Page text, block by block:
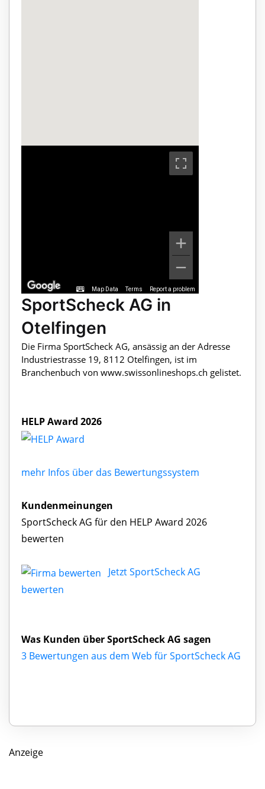
Map Data Terms Report a problem
SportScheck AG in
Otelfingen
Die Firma SportScheck AG, ansässig an der Adresse
Industriestrasse 19, 8112 Otelfingen, ist im
Branchenbuch von www.swissonlineshops.ch gelistet.
HELP Award 2026
mehr Infos über das Bewertungssystem
Kundenmeinungen
SportScheck AG für den HELP Award 2026
bewerten
Jetzt SportScheck AG
bewerten
Was Kunden über SportScheck AG sagen
3 Bewertungen aus dem Web für SportScheck AG
Anzeige